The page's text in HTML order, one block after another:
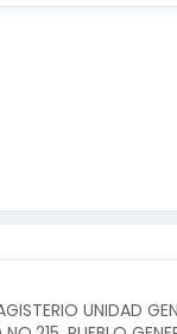
UNIDAD